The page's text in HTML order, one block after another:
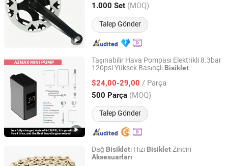
1.000 Set (MOQ)
Talep Gönder
Hebei, China Fiyat 2025
Taşınabilir Hava Pompası Elektrikli 8.3bar
120psi Yüksek Basınçlı Bisiklet
$24,00-29,00 / Parça
500 Parça (MOQ)
Talep Gönder
Sichuan Xingguang Intelligent Electronics Co., Ltd.
Sichuan, China Fiyat 2024
Dağ Bisikleti Hızı BisikletZinciri
Aksesuarları
Hebei Hongchi Bicycles Co., Ltd